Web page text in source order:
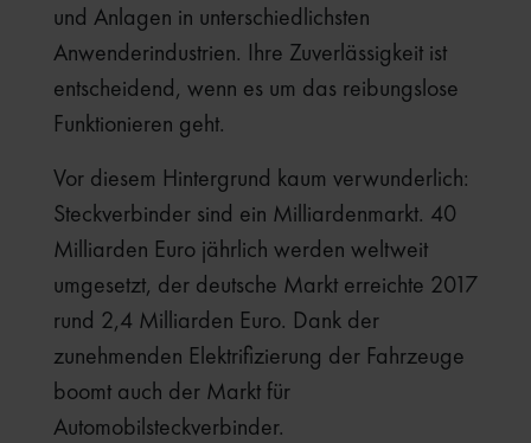
und Anlagen in unterschiedlichsten
Anwenderindustrien. Ihre Zuverlässigkeit ist
entscheidend, wenn es um das reibungslose
Funktionieren geht.
Vor diesem Hintergrund kaum verwunderlich:
Steckverbinder sind ein Milliardenmarkt. 40
Milliarden Euro jährlich werden weltweit
umgesetzt, der deutsche Markt erreichte 2017
rund 2,4 Milliarden Euro. Dank der
zunehmenden Elektrifizierung der Fahrzeuge
boomt auch der Markt für
Automobilsteckverbinder.